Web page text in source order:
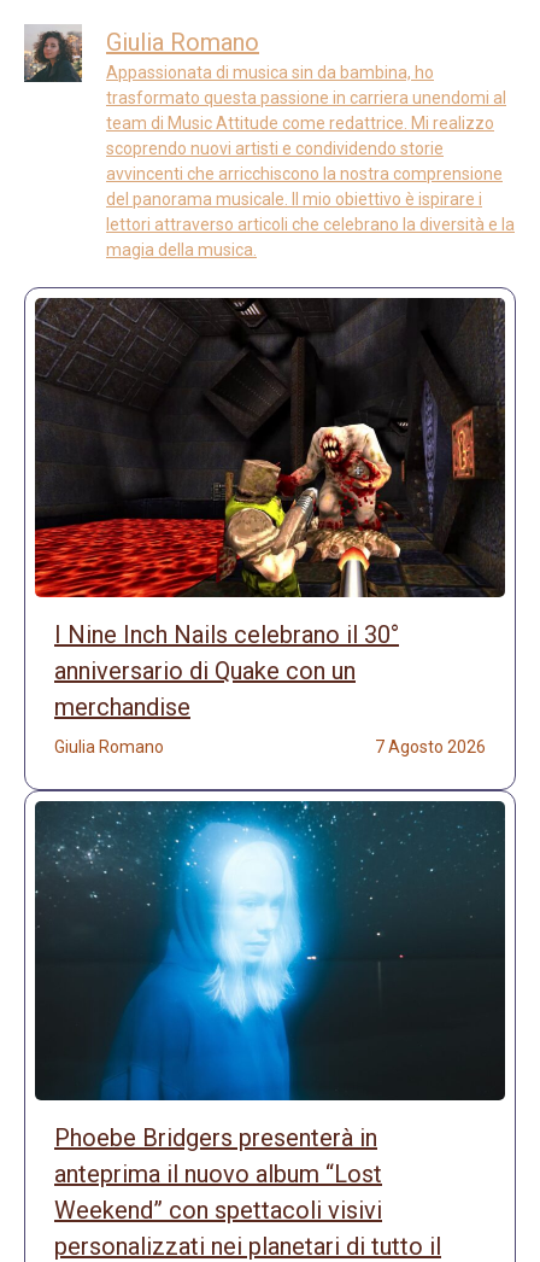
Giulia Romano
Appassionata di musica sin da bambina, ho
trasformato questa passione in carriera unendomi al
team di Music Attitude come redattrice. Mi realizzo
scoprendo nuovi artisti e condividendo storie
avvincenti che arricchiscono la nostra comprensione
del panorama musicale. Il mio obiettivo è ispirare i
lettori attraverso articoli che celebrano la diversità e la
magia della musica.
I Nine Inch Nails celebrano il 30°
anniversario di Quake con un
merchandise
Giulia Romano 7 Agosto 2026
Phoebe Bridgers presenterà in
anteprima il nuovo album “Lost
Weekend” con spettacoli visivi
personalizzati nei planetari di tutto il